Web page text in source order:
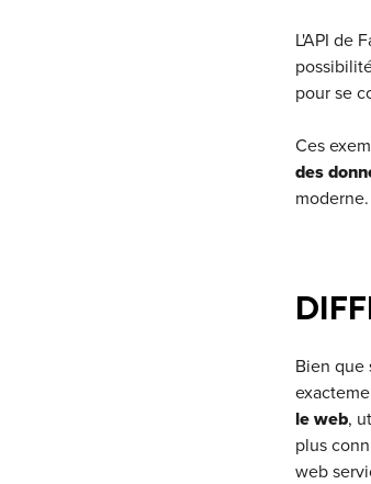
L'API de
pour se
Ces
des
moderne.
Bien que
le web,
plus
web